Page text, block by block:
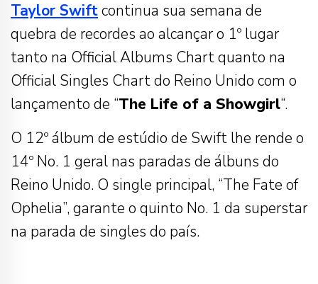
Taylor Swiftcontinua sua semana de
quebra de recordes ao alcançar o 1º lugar
tanto na Official Albums Chart quanto na
Official Singles Chart do Reino Unido com o
lançamento de “The Life of a Showgirl“.
O 12º álbum de estúdio de Swift lhe rende o
14º No. 1 geral nas paradas de álbuns do
Reino Unido. O single principal, “The Fate of
Ophelia”, garante o quinto No. 1 da superstar
na parada de singles do país.